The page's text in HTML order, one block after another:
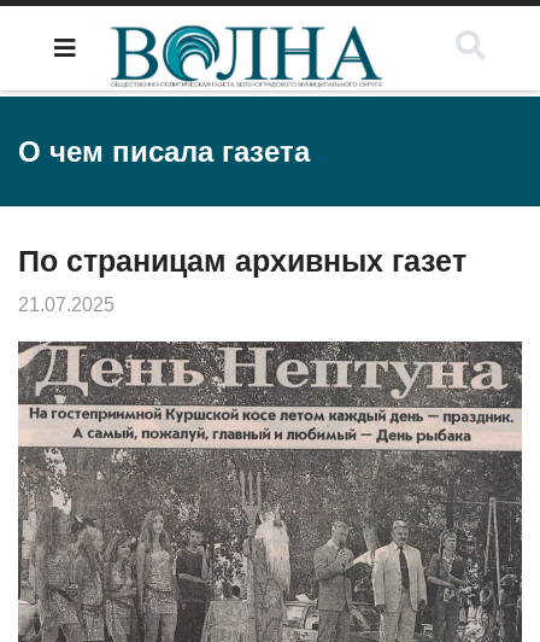
О чем писала газета
По страницам архивных газет
21.07.2025